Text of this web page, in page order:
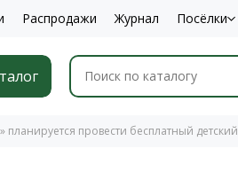
Распродажи Журнал Посёлки
планируется провести бесплатный